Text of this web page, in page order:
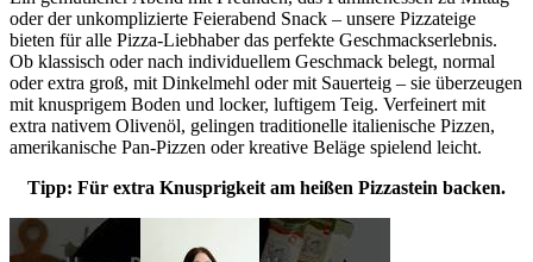
oder der unkomplizierte Feierabend Snack – unsere Pizzateige
bieten für alle Pizza-Liebhaber das perfekte Geschmackserlebnis.
Ob klassisch oder nach individuellem Geschmack belegt, normal
oder extra groß, mit Dinkelmehl oder mit Sauerteig – sie überzeugen
mit knusprigem Boden und locker, luftigem Teig. Verfeinert mit
extra nativem Olivenöl, gelingen traditionelle italienische Pizzen,
amerikanische Pan-Pizzen oder kreative Beläge spielend leicht.
Tipp: Für extra Knusprigkeit am heißen Pizzastein backen.